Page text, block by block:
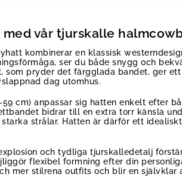
vår tjurskalle
kombinerar en klassisk
ser du både snygg och
som pryder det färgglada bandet, ger
dag utomhus.
cm) anpassar sig hatten enkelt efter
bidrar till en extra torr känsla
strålar. Hatten är därför ett
och tydliga tjurskalledetalj
flexibel formning efter din
mer stilrena outfits och blir en självklar